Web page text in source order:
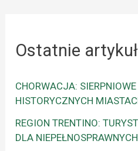
Ostatnie
CHORWACJA:
HISTORYCZNYCH
REGION TRENTINO:
DLA NIEPEŁNOSPRAWNYCH